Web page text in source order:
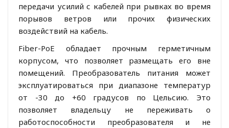
передачи усилий с кабелей при рывках во время
порывов ветров или прочих физических
воздействий на кабель.
Fiber-PoE обладает прочным герметичным
корпусом, что позволяет размещать его вне
помещений. Преобразователь питания может
эксплуатироваться при диапазоне температур
от -30 до +60 градусов по Цельсию. Это
позволяет владельцу не переживать о
работоспособности преобразователя и не